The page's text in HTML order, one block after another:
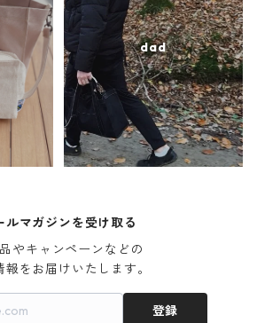
dad
ルマガジンを受け取る
やキャンペーンなどの
報をお届けいたします。
登録